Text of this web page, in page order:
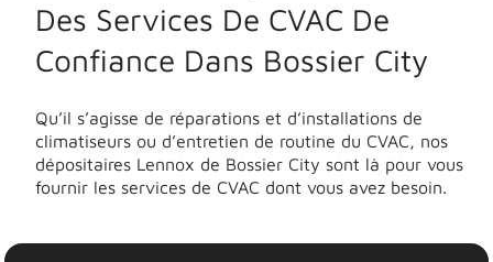
Des Services De CVAC De
Confiance Dans Bossier City
Qu’il s’agisse de réparations et d’installations de
climatiseurs ou d’entretien de routine du CVAC, nos
dépositaires Lennox de Bossier City sont là pour vous
fournir les services de CVAC dont vous avez besoin.